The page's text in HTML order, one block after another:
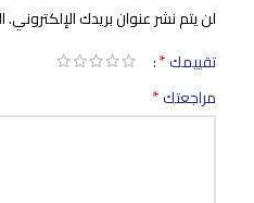
لن يتم نشر عنوان بريدك الإلكتروني.
تقييمك*
مراجعتك*